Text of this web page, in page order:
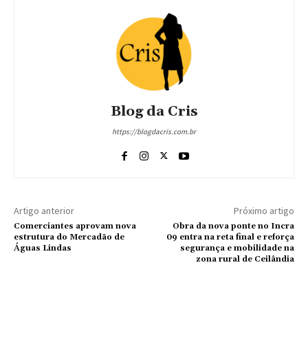
Blog da Cris
https://blogdacris.com.br
Artigo anterior
Comerciantes aprovam nova
estrutura do Mercadão de
Águas Lindas
Próximo artigo
Obra da nova ponte no Incra
09 entra na reta final e reforça
segurança e mobilidade na
zona rural de Ceilândia